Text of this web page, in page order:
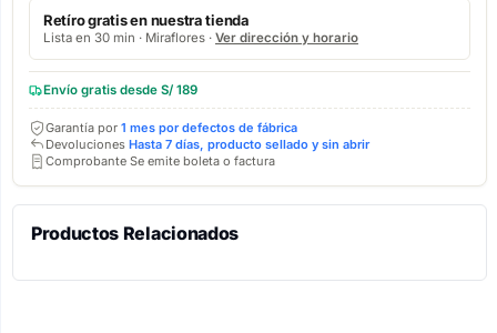
Retíro gratis en nuestra tienda
Lista en 30 min · Miraflores · Ver dirección y horario
Envío gratis desde S/ 189
Garantía por 1 mes por defectos de fábrica
Devoluciones Hasta 7 días, producto sellado y sin abrir
Comprobante Se emite boleta o factura
Productos Relacionados